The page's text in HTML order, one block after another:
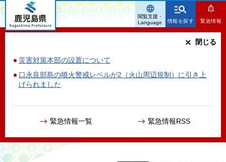
鹿児島県
情報を探す 緊急情報
災害対策本部の設置について
口永良部島の噴火警戒レベルが2（火山周辺規制）に引き上
げられました
緊急情報一覧 緊急情報RSS
閉じる
閲覧支援・
Language